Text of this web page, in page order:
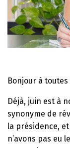
Bonjour à
Déjà, juin est à
synonyme de
la présidence,
n’avons pas eu